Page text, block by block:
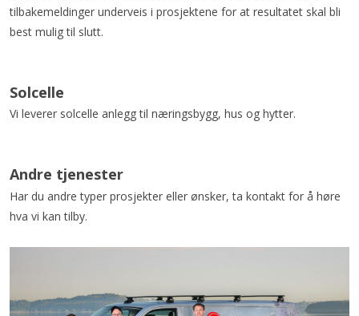
tilbakemeldinger underveis i prosjektene for at resultatet skal bli
best mulig til slutt.
Solcelle
Vi leverer solcelle anlegg til næringsbygg, hus og hytter.
Andre tjenester
Har du andre typer prosjekter eller ønsker, ta kontakt for å høre
hva vi kan tilby.